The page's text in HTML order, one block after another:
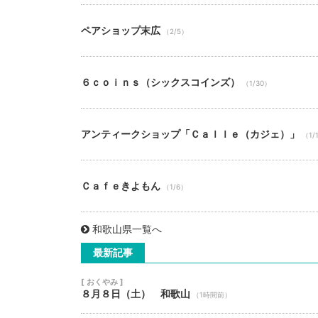
ペアショップ末広 （2/5）
６ｃｏｉｎｓ（シックスコインズ） （1/30）
アンティークショップ「Ｃａｌｌｅ（カジェ）」 （
Ｃａｆｅきよもん （1/6）
和歌山県一覧へ
最新記事
[ おくやみ ]
８月８日（土） 和歌山 （1時間前）